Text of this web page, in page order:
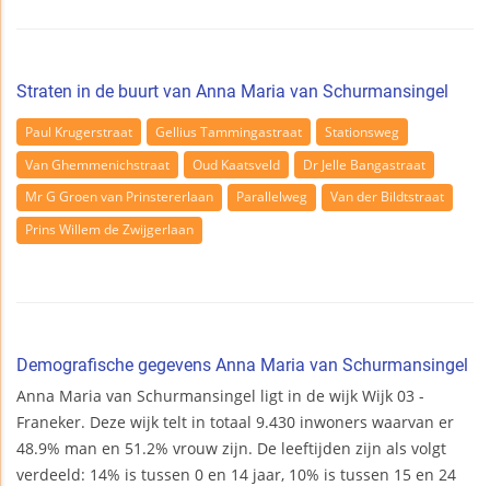
Straten in de buurt van Anna Maria van Schurmansingel
Paul Krugerstraat Gellius Tammingastraat
Stationsweg
Van Ghemmenichstraat
Oud Kaatsveld
Dr Jelle Bangastraat
Mr G Groen van Prinstererlaan
Parallelweg
Van der Bildtstraat
Prins Willem de Zwijgerlaan
Demografische gegevens Anna Maria van Schurmansingel
Anna Maria van Schurmansingel ligt in de wijk Wijk 03 -
Franeker. Deze wijk telt in totaal 9.430 inwoners waarvan er
48.9% man en 51.2% vrouw zijn. De leeftijden zijn als volgt
verdeeld: 14% is tussen 0 en 14 jaar, 10% is tussen 15 en 24